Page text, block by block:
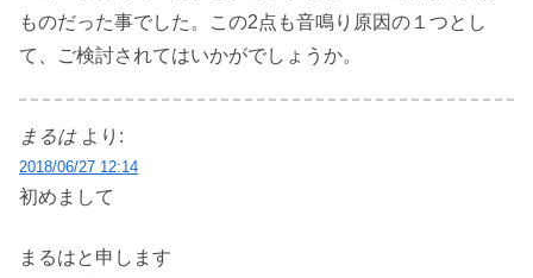
ものだった事でした。この2点も音鳴り原因の１つとし
て、ご検討されてはいかがでしょうか。
まるは より:
2018/06/27 12:14
初めまして
まるはと申します